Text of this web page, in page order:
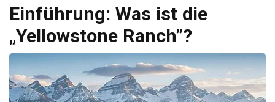
Einführung: Was ist die
„Yellowstone Ranch”?